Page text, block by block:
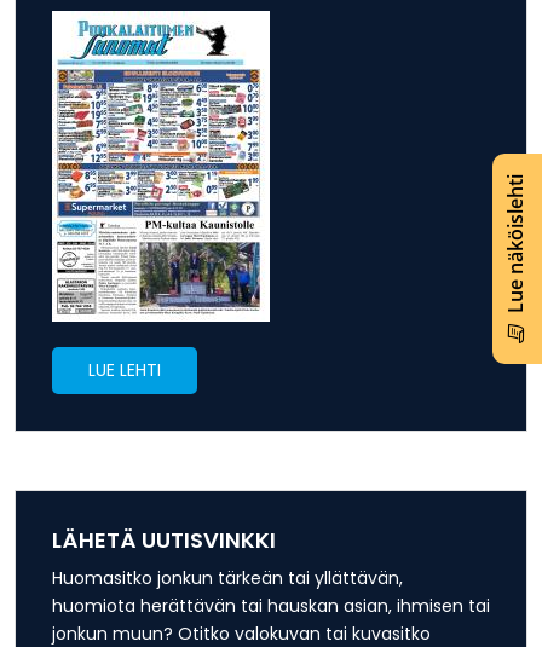
Lue näköislehti
LUE LEHTI
LÄHETÄ UUTISVINKKI
Huomasitko jonkun tärkeän tai yllättävän,
huomiota herättävän tai hauskan asian, ihmisen tai
jonkun muun? Otitko valokuvan tai kuvasitko